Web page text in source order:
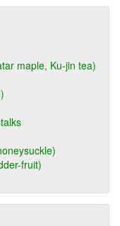
maple, Ku-jin tea)
fruit)